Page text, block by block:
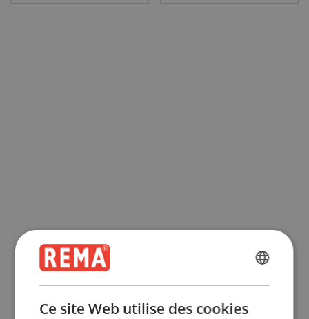
Ce site Web utilise des cookies